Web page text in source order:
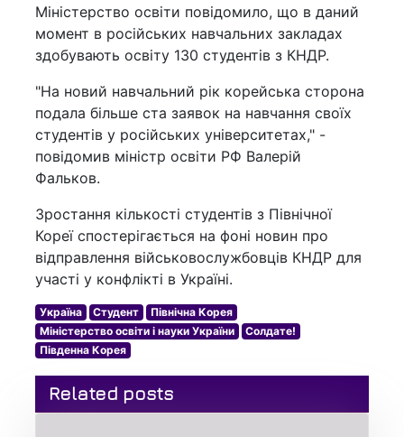
Міністерство освіти повідомило, що в даний
момент в російських навчальних закладах
здобувають освіту 130 студентів з КНДР.
"На новий навчальний рік корейська сторона
подала більше ста заявок на навчання своїх
студентів у російських університетах," -
повідомив міністр освіти РФ Валерій
Фальков.
Зростання кількості студентів з Північної
Кореї спостерігається на фоні новин про
відправлення військовослужбовців КНДР для
участі у конфлікті в Україні.
Україна Студент
Північна Корея
Міністерство освіти і науки України
Солдате!
Південна Корея
Related posts